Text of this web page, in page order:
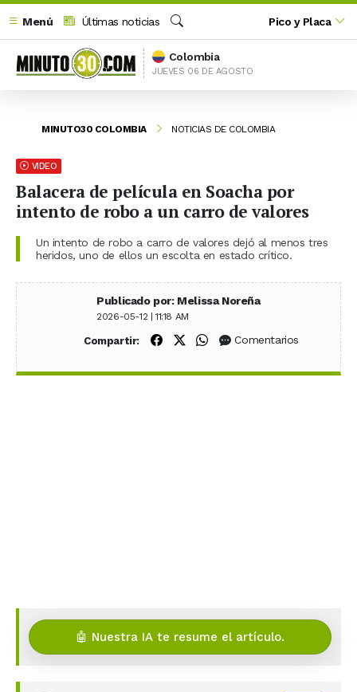
Menú
Últimas noticias
Buscar
Pico y Placa
Colombia
JUEVES 06 DE AGOSTO
MINUTO30 COLOMBIA NOTICIAS DE COLOMBIA
VIDEO
Balacera de película en Soacha por
intento de robo a un carro de valores
Un intento de robo a carro de valores dejó al menos tres
heridos, uno de ellos un escolta en estado crítico.
Publicado por: Melissa Noreña
2026-05-12 | 11:18 AM
Compartir: Compartir en Facebook
Compartir en X (Twitter)
Compartir en WhatsApp
Comentarios
🤖 Nuestra IA te resume el artículo.